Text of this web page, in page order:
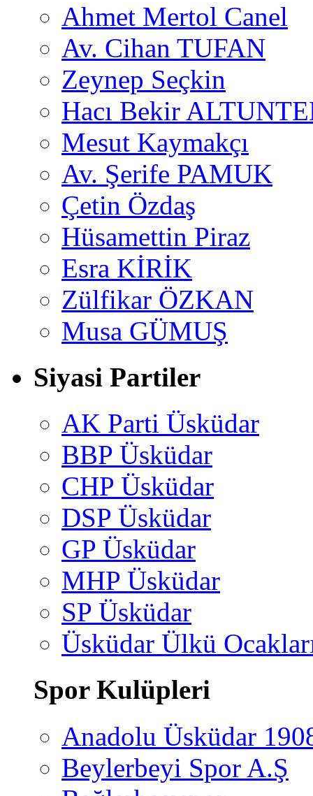
Ahmet Mertol Canel
Av. Cihan TUFAN
Zeynep Seçkin
Hacı Bekir
Mesut Kaymakçı
Av. Şerife PAMUK
Çetin Özdaş
Hüsamettin Piraz
Esra KİRİK
Zülfikar ÖZKAN
Musa GÜMUŞ
Siyasi Partiler
AK Parti Üsküdar
BBP Üsküdar
CHP Üsküdar
DSP Üsküdar
GP Üsküdar
MHP Üsküdar
SP Üsküdar
Üsküdar Ülkü
Spor Kulüpleri
Anadolu Üsküdar
Beylerbeyi Spor A.Ş